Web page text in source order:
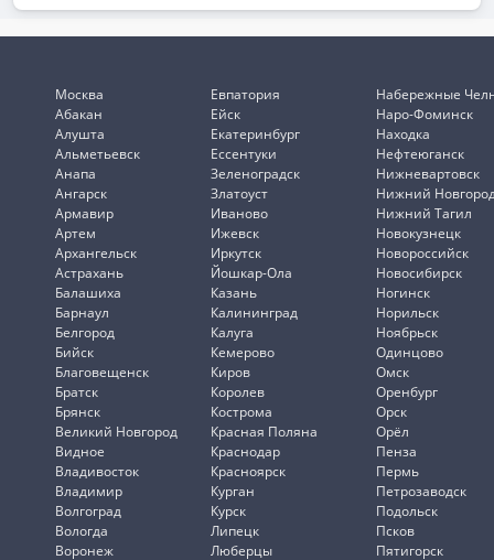
Москва
Абакан
Алушта
Альметьевск
Анапа
Ангарск
Армавир
Артем
Архангельск
Астрахань
Балашиха
Барнаул
Белгород
Бийск
Благовещенск
Братск
Брянск
Великий Новгород
Видное
Владивосток
Владимир
Волгоград
Вологда
Воронеж
Евпатория
Ейск
Екатеринбург
Ессентуки
Зеленоградск
Златоуст
Иваново
Ижевск
Иркутск
Йошкар-Ола
Казань
Калининград
Калуга
Кемерово
Киров
Королев
Кострома
Красная Поляна
Краснодар
Красноярск
Курган
Курск
Липецк
Люберцы
Набережные
Наро-Фоминск
Находка
Нефтеюганск
Нижневартовск
Нижний
Нижний Тагил
Новокузнецк
Новороссийск
Новосибирск
Ногинск
Норильск
Ноябрьск
Одинцово
Омск
Оренбург
Орск
Орёл
Пенза
Пермь
Петрозаводск
Подольск
Псков
Пятигорск